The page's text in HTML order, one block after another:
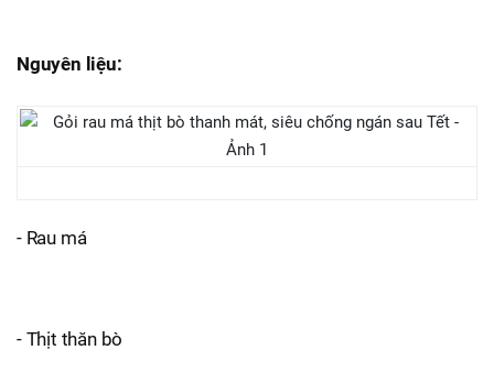
Nguyên liệu:
- Rau má
- Thịt thăn bò